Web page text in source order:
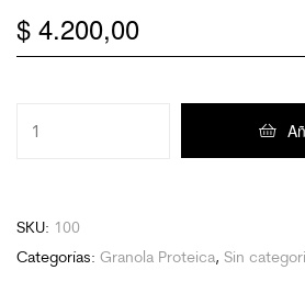
$ 4.200,00
SKU: 100
Categorías: Granola Proteica, Sin